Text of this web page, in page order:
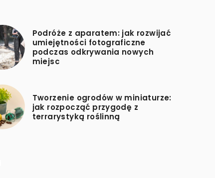
Podróże z aparatem: jak rozwijać
umiejętności fotograficzne
podczas odkrywania nowych
miejsc
Tworzenie ogrodów w miniaturze:
jak rozpocząć przygodę z
terrarystyką roślinną